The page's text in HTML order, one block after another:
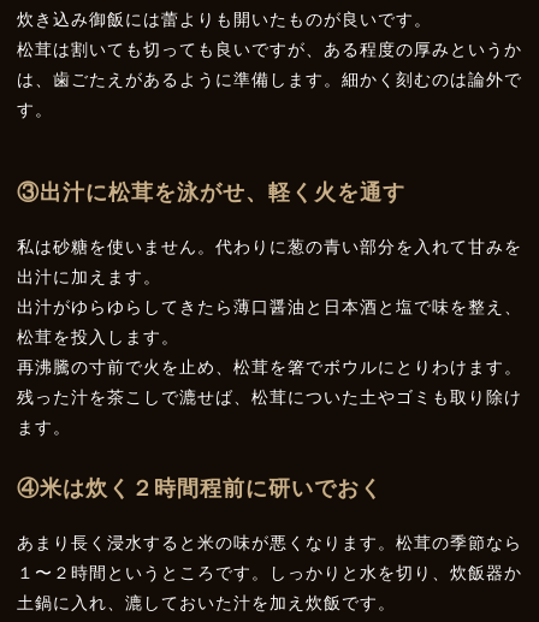
炊き込み御飯には蕾よりも開いたものが良いです。
松茸は割いても切っても良いですが、ある程度の厚みというか
は、歯ごたえがあるように準備します。細かく刻むのは論外で
す。
③出汁に松茸を泳がせ、軽く火を通す
私は砂糖を使いません。代わりに葱の青い部分を入れて甘みを
出汁に加えます。
出汁がゆらゆらしてきたら薄口醤油と日本酒と塩で味を整え、
松茸を投入します。
再沸騰の寸前で火を止め、松茸を箸でボウルにとりわけます。
残った汁を茶こしで漉せば、松茸についた土やゴミも取り除け
ます。
④米は炊く２時間程前に研いでおく
あまり長く浸水すると米の味が悪くなります。松茸の季節なら
１〜２時間というところです。しっかりと水を切り、炊飯器か
土鍋に入れ、漉しておいた汁を加え炊飯です。